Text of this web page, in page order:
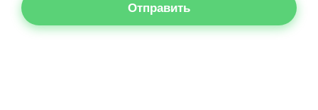
Отправить